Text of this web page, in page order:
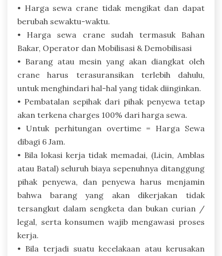
• Harga sewa crane tidak mengikat dan dapat
berubah sewaktu-waktu.
• Harga sewa crane sudah termasuk Bahan
Bakar, Operator dan Mobilisasi & Demobilisasi
• Barang atau mesin yang akan diangkat oleh
crane harus terasuransikan terlebih dahulu,
untuk menghindari hal-hal yang tidak diinginkan.
• Pembatalan sepihak dari pihak penyewa tetap
akan terkena charges 100% dari harga sewa.
• Untuk perhitungan overtime = Harga Sewa
dibagi 6 Jam.
• Bila lokasi kerja tidak memadai, (Licin, Amblas
atau Batal) seluruh biaya sepenuhnya ditanggung
pihak penyewa, dan penyewa harus menjamin
bahwa barang yang akan dikerjakan tidak
tersangkut dalam sengketa dan bukan curian /
legal, serta konsumen wajib mengawasi proses
kerja.
• Bila terjadi suatu kecelakaan atau kerusakan